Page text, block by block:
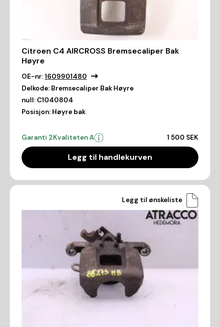
Citroen C4 AIRCROSS Bremsecaliper Bak
Høyre
OE-nr:1609901480
Delkode: Bremsecaliper Bak Høyre
null: C1040804
Posisjon: Høyre bak
Garanti 2Kvaliteten A 1 500 SEK
Legg til handlekurven
Legg til ønskeliste